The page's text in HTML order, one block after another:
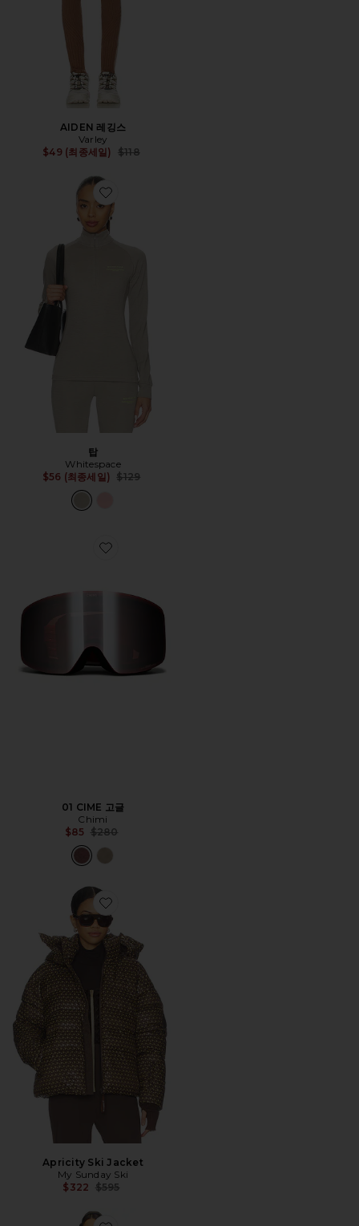
AIDEN 레깅스
Varley
$49 (최종세일)
Previous price:
$118
Favorite 탑
탑
Whitespace
$56 (최종세일)
Previous price:
$129
Favorite 01 CIME 고글
01 CIME 고글
Chimi
$85 Previous price:
$280
Favorite Apricity Ski Jacket
Apricity Ski Jacket
My Sunday Ski
$322 Previous price:
$595